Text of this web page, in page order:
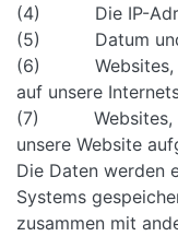
(4) Die IP-
(5) Datum und
(6) Websites,
auf unsere
(7) Websites,
unsere Website
Die Daten werden
Systems
zusammen mit